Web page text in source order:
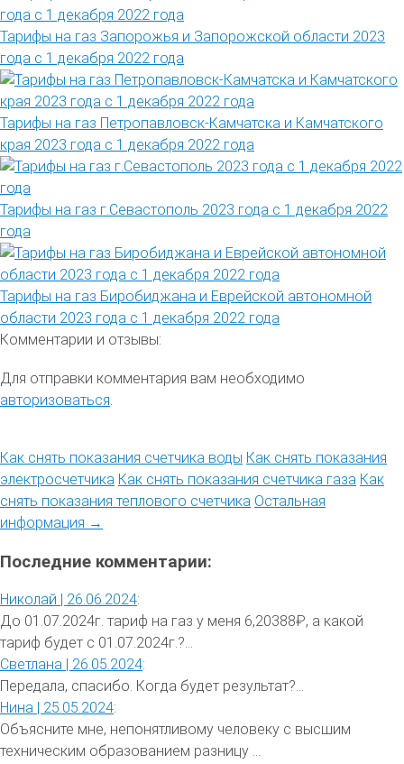
Тарифы на газ Запорожья и Запорожской области 2023
года с 1 декабря 2022 года
Тарифы на газ Петропавловск-Камчатска и Камчатского
края 2023 года с 1 декабря 2022 года
Тарифы на газ г.Севастополь 2023 года с 1 декабря 2022
года
Тарифы на газ Биробиджана и Еврейской автономной
области 2023 года с 1 декабря 2022 года
Комментарии и отзывы:
Для отправки комментария вам необходимо
авторизоваться.
Как снять показания счетчика воды Как снять показания
электросчетчика Как снять показания счетчика газа Как
снять показания теплового счетчика Остальная
информация →
Последние комментарии:
Николай | 26.06.2024:
До 01.07.2024г. тариф на газ у меня 6,20388₽, а какой
тариф будет с 01.07.2024г.?...
Светлана | 26.05.2024:
Передала, спасибо. Когда будет результат?...
Нина | 25.05.2024:
Объясните мне, непонятливому человеку с высшим
техническим образованием разницу ...